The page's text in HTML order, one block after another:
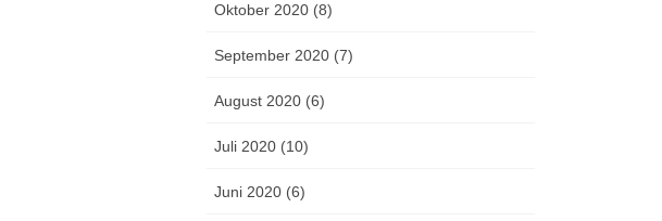
Oktober 2020 (8)
September 2020 (7)
August 2020 (6)
Juli 2020 (10)
Juni 2020 (6)